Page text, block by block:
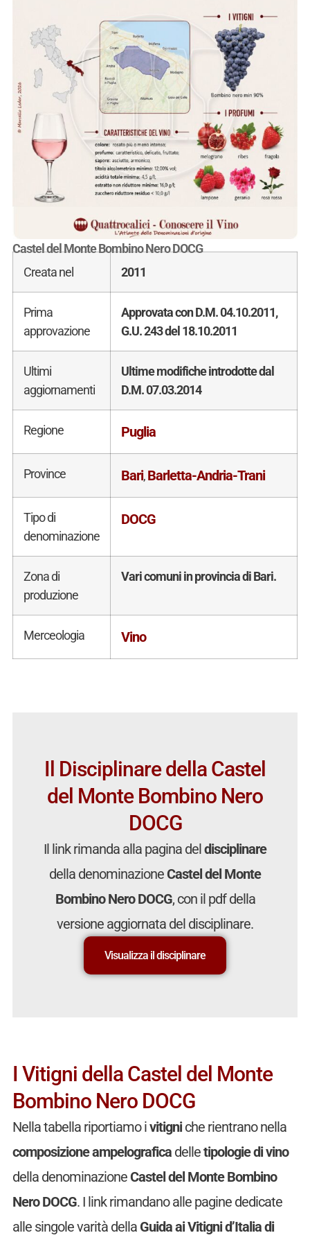
Castel del Monte Bombino Nero DOCG
Creata nel
2011
Prima
approvazione
Approvata con D.M. 04.10.2011,
G.U. 243 del 18.10.2011
Ultimi
aggiornamenti
Ultime modifiche introdotte dal
D.M. 07.03.2014
Regione Puglia
Province Bari,Barletta-Andria-Trani
Tipo di
denominazione
DOCG
Zona di
produzione
Vari comuni in provincia di Bari.
Merceologia Vino
Il Disciplinare della Castel
del Monte Bombino Nero
DOCG
Il link rimanda alla pagina deldisciplinare
della denominazioneCastel del Monte
Bombino Nero DOCG, con il pdf della
versione aggiornata del disciplinare.
Visualizza il disciplinare
I Vitigni della Castel del Monte
Bombino Nero DOCG
Nella tabella riportiamo ivitigniche rientrano nella
composizione ampelograficadelletipologie di vino
della denominazioneCastel del Monte Bombino
Nero DOCG. I link rimandano alle pagine dedicate
alle singole varità della Guida ai Vitigni d’Italia di